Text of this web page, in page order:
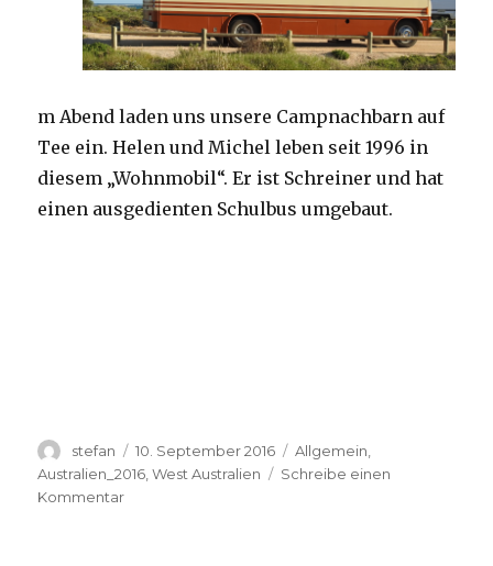
m Abend laden uns unsere Campnachbarn auf
Tee ein. Helen und Michel leben seit 1996 in
diesem „Wohnmobil“. Er ist Schreiner und hat
einen ausgedienten Schulbus umgebaut.
Autor
stefan
Veröffentlicht
am
10. September 2016 Kategorien
Allgemein
Australien_2016 ,West Australien
Schreibe einen
Kommentarzu